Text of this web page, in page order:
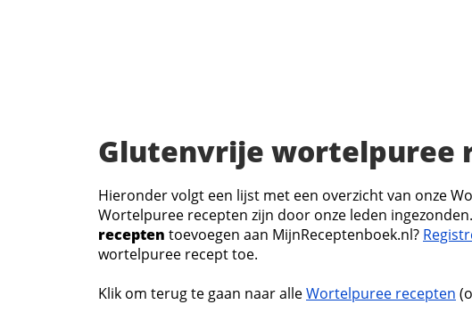
Glutenvrije wortelpuree
Hieronder volgt een lijst met een overzicht van onze
Wortelpuree recepten zijn door onze leden
recepten toevoegen aan MijnReceptenboek.nl?
wortelpuree recept toe.
Klik om terug te gaan naar alleWortelpuree recepten